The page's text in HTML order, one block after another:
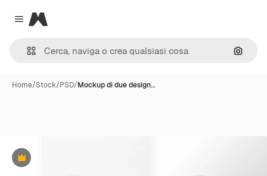
Close menu
Magnific
Cerca
Home/Stock/PSD/Mockup di due design…
Premium